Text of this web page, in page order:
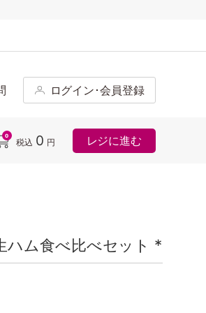
ログイン･会員登録
0
税込 0 円 レジに進む
ム食べ比べセット *